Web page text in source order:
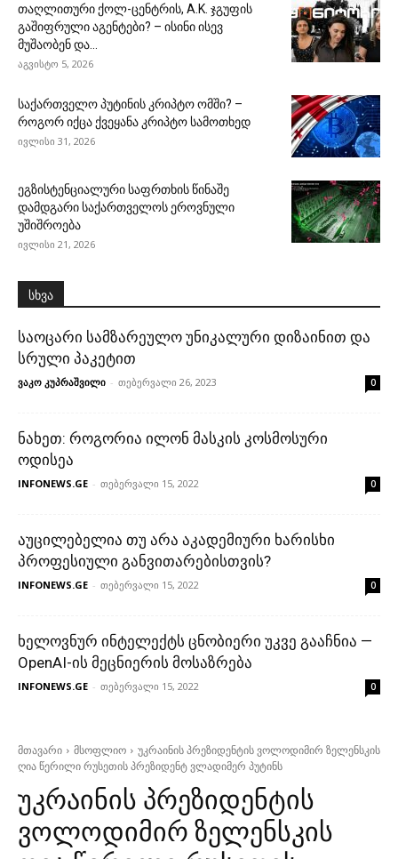
თაღლითური ქოლ-ცენტრის, A.K. ჯგუფის
გაშიფრული აგენტები? – ისინი ისევ
მუშაობენ და...
აგვისტო 5, 2026
საქართველო პუტინის კრიპტო ომში? –
როგორ იქცა ქვეყანა კრიპტო სამოთხედ
ივლისი 31, 2026
ეგზისტენციალური საფრთხის წინაშე
დამდგარი საქართველოს ეროვნული
უშიშროება
ივლისი 21, 2026
სხვა
საოცარი სამზარეულო უნიკალური დიზაინით და
სრული პაკეტით
ვაკო კუპრაშვილი - თებერვალი 26, 2023 0
ნახეთ: როგორია ილონ მასკის კოსმოსური
ოდისეა
INFONEWS.GE - თებერვალი 15, 2022 0
აუცილებელია თუ არა აკადემიური ხარისხი
პროფესიული განვითარებისთვის?
INFONEWS.GE - თებერვალი 15, 2022 0
ხელოვნურ ინტელექტს ცნობიერი უკვე გააჩნია —
OpenAI-ის მეცნიერის მოსაზრება
INFONEWS.GE - თებერვალი 15, 2022 0